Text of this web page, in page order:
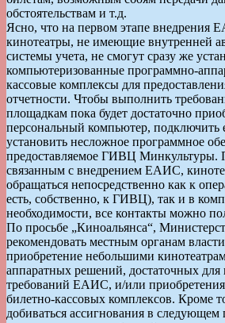
обстоятельствам и т.д.
Ясно, что на первом этапе внедрения
кинотеатры, не имеющие внутренней
системы учета, не смогут сразу же
компьютеризованные программно-
кассовые комплексы для
отчетности. Чтобы выполнить
площадкам пока будет достаточно
персональный компьютер, подключить
установить несложное программное
предоставляемое ГИВЦ Минкультуры.
связанным с внедрением ЕАИС,
обращаться непосредственно как к
есть, собственно, к ГИВЦ), так и в
необходимости, все контакты можно
По просьбе „Киноальянса“,
рекомендовать местным органам
приобретение небольшими
аппаратных решений, достаточных
требований ЕАИС, и/или
билетно-кассовых комплексов. Кроме
добиваться ассигнования в